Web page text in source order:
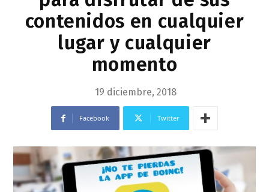
contenidos en cualquier
lugar y cualquier
momento
19 diciembre, 2018
Facebook Twitter